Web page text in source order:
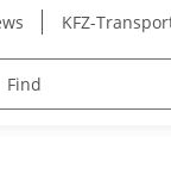
KFZ-